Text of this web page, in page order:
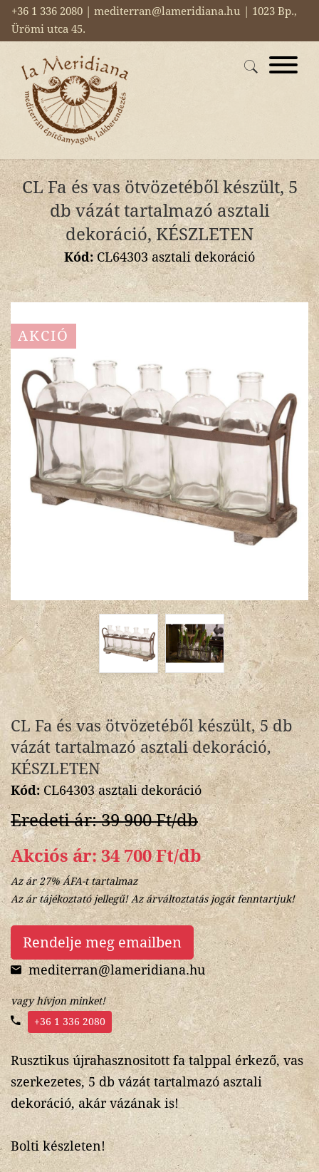
+36 1 336 2080 | mediterran@lameridiana.hu | 1023 Bp.,
Ürömi utca 45.
CL Fa és vas ötvözetéből készült, 5
db vázát tartalmazó asztali
dekoráció, KÉSZLETEN
Kód:CL64303 asztali dekoráció
AKCIÓ
CL Fa és vas ötvözetéből készült, 5 db
vázát tartalmazó asztali dekoráció,
KÉSZLETEN
Kód:CL64303 asztali dekoráció
Eredeti ár: 39 900 Ft/db
Akciós ár: 34 700 Ft/db
Az ár 27% ÁFA-t tartalmaz
Az ár tájékoztató jellegű! Az árváltoztatás jogát fenntartjuk!
Rendelje meg emailben
mediterran@lameridiana.hu
vagy hívjon minket!
+36 1 336 2080
Rusztikus újrahasznositott fa talppal érkező, vas
szerkezetes, 5 db vázát tartalmazó asztali
dekoráció, akár vázának is!
Bolti készleten!